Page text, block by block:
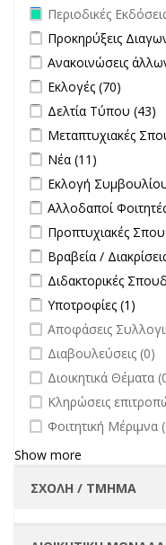
Remove Περιοδικές
Περιοδικές
Apply Προκηρύξεις
Προκηρύξεις
ApplyΑνακοινώσεις
Apply Εκλογές filter
Εκλογές (70)
Apply Δελτία Τύπου
Δελτία Τύπου (43)
ApplyΜεταπτυχιακές
Apply Νέα filter
Νέα (11)
Apply Εκλογή
Εκλογή
Apply Αλλοδαποί
Αλλοδαποί
Apply Προπτυχιακές
Προπτυχιακές
Apply Βραβεία /
Βραβεία /
Apply Διδακτορικές
Διδακτορικές
Apply Υποτροφίες
Υποτροφίες (1)
undefined
Αποφάσεις
undefined
Διαβουλεύσεις (0)
undefined
Διοικητικά Θέματα
undefined
Κληρώσεις
undefined
Φοιτητική Μέριμνα
Show more